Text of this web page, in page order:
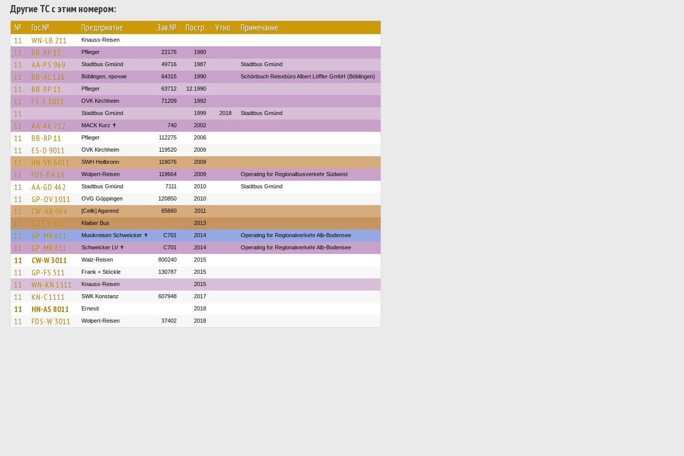
Другие ТС с этим номером:
№ Гос.№ Предприятие Зав.№ Постр. Утил. Примечание
11 WN-LB 211 Knauss-Reisen
11 BB-RP 11 Pflieger 22176 1980
11 AA-PS 969 Stadtbus Gmünd 49716 1987 Stadtbus Gmünd
11 BB-AL 126 Böblingen, прочие 64315 1990 Schönbuch Reisebüro Albert Löffler GmbH (Böblingen)
11 BB-RP 11 Pflieger 63712 12.1990
11 ES-E 1011 OVK Kirchheim 71209 1992
11 Stadtbus Gmünd 1999 2018 Stadtbus Gmünd
11 AA-AK 712 MACK Kurz ✝ 740 2002
11 BB-RP 11 Pflieger 112275 2006
11 ES-D 9011 OVK Kirchheim 119520 2009
11 HN-VB 6011 SWH Heilbronn 119076 2009
11 FDS-BA 68 Wolpert-Reisen 119664 2009 Operating for Regionalbusverkehr Südwest
11 AA-GD 462 Stadtbus Gmünd 7111 2010 Stadtbus Gmünd
11 GP-OV 1011 OVG Göppingen 120850 2010
11 CW-AR 984 [Celik] Agarend 65660 2011
11 TUT-H 11 Klaiber Bus 2013
11 GP-MR 611 Musikreisen Schweicker ✝ C701 2014 Operating for Regionalverkehr Alb-Bodensee
11 GP-MR 611 Schweicker LV ✝ C701 2014 Operating for Regionalverkehr Alb-Bodensee
11 CW-W 3011 Walz-Reisen 800240 2015
11 GP-FS 511 Frank + Stöckle 130787 2015
11 WN-KN 1511 Knauss-Reisen 2015
11 KN-C 1111 SWK Konstanz 607948 2017
11 HN-AS 8011 Ernesti 2018
11 FDS-W 3011 Wolpert-Reisen 37402 2018